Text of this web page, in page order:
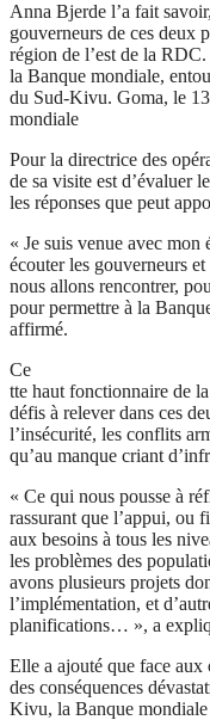
Anna Bjerde l’a fait
gouverneurs de ces deux
région de l’est de la
la Banque mondiale,
du Sud-Kivu. Goma, le
mondiale
Pour la directrice des
de sa visite est d’évaluer
les réponses que peut
« Je suis venue avec
écouter les gouverneurs
nous allons rencontrer,
pour permettre à la
affirmé.
Ce
tte haut fonctionnaire de
défis à relever dans ces
l’insécurité, les conflits
qu’au manque criant
« Ce qui nous pousse à
rassurant que l’appui, ou
aux besoins à tous les
les problèmes des
avons plusieurs projets
l’implémentation, et
planifications… », a
Elle a ajouté que face
des conséquences
Kivu, la Banque mondiale